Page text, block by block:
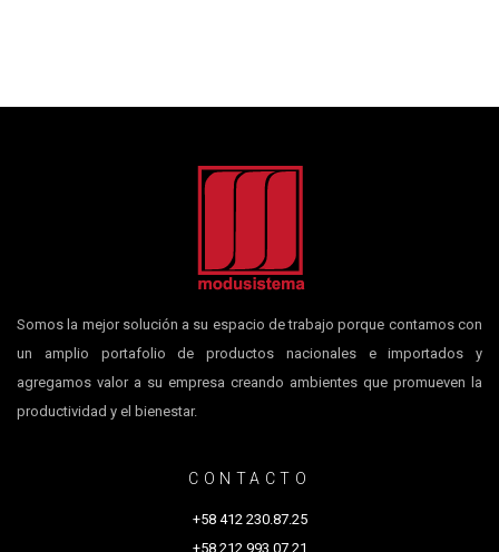
Somos la mejor solución a su espacio de trabajo porque contamos con
un amplio portafolio de productos nacionales e importados y
agregamos valor a su empresa creando ambientes que promueven la
productividad y el bienestar.
CONTACTO
+58 412 230.87.25
+58 212 993.07.21